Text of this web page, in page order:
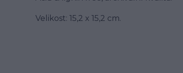
Velikost: 15,2 x 15,2 cm.